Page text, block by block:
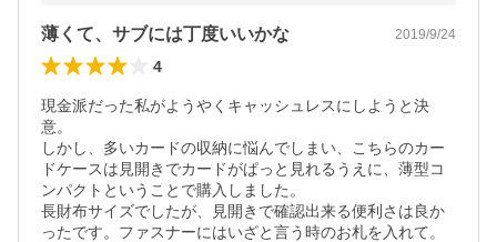
薄くて、サブには丁度いいかな 2019/9/24
4
現金派だった私がようやくキャッシュレスにしようと決
意。
しかし、多いカードの収納に悩んでしまい、こちらのカー
ドケースは見開きでカードがぱっと見れるうえに、薄型コ
ンパクトということで購入しました。
長財布サイズでしたが、見開きで確認出来る便利さは良か
ったです。ファスナーにはいざと言う時のお札を入れて。